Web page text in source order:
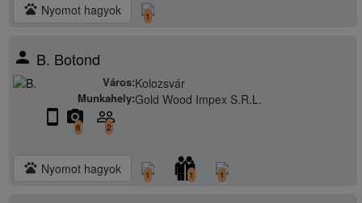
pets Nyomot hagyok 1
person B. Botond
Város:Kolozsvár
Munkahely:Gold Wood Impex S.R.L.
stay_current_portrait camera_alt
6
people_outline
2
pets Nyomot hagyok 1 1 1